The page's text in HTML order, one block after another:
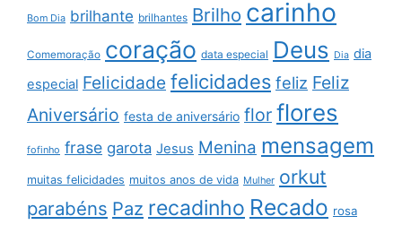
Bom Dia brilhante brilhantes Brilho carinho
Comemoração coração data especial Deus Dia dia
especial Felicidade felicidades feliz Feliz
Aniversário festa de aniversário flor flores
fofinho frase garota Jesus Menina mensagem
muitas felicidades muitos anos de vida Mulher orkut
parabéns Paz recadinho Recado rosa